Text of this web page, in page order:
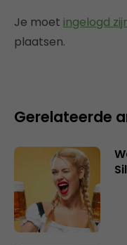
Je moet ingelogd
plaatsen.
Gerelateerde